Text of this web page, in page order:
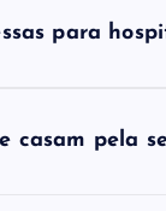
para
casam pela